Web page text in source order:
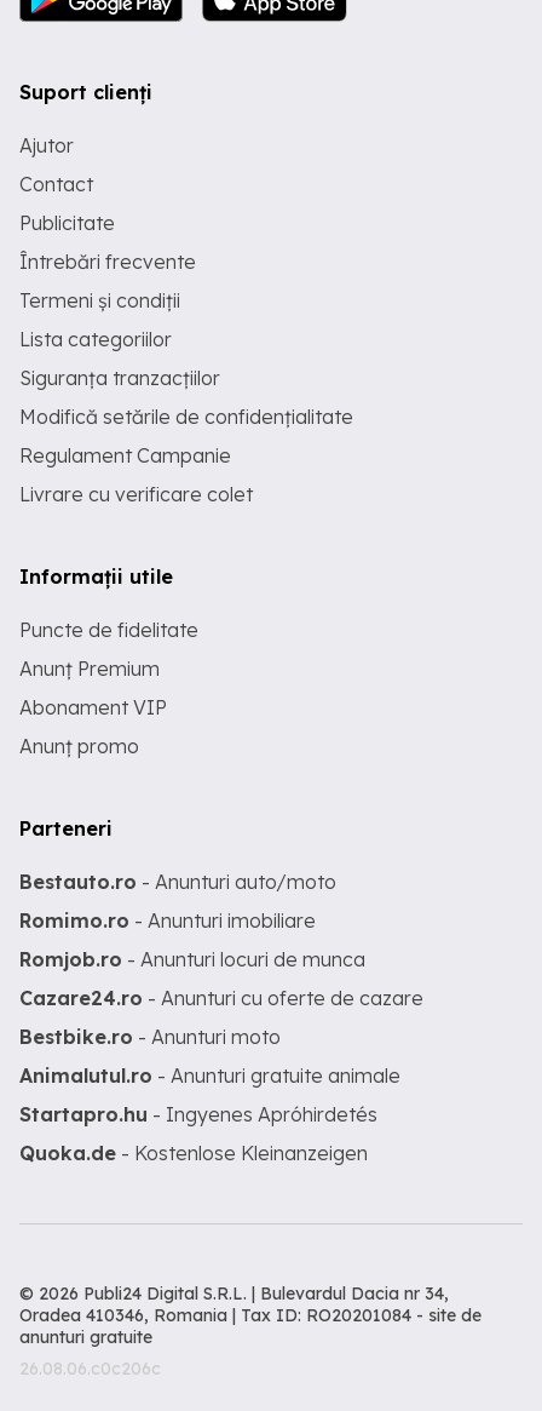
Suport clienți
Ajutor
Contact
Publicitate
Întrebări frecvente
Termeni și condiții
Lista categoriilor
Siguranța tranzacțiilor
Modifică setările de confidențialitate
Regulament Campanie
Livrare cu verificare colet
Informații utile
Puncte de fidelitate
Anunț Premium
Abonament VIP
Anunț promo
Parteneri
Bestauto.ro - Anunturi auto/moto
Romimo.ro - Anunturi imobiliare
Romjob.ro - Anunturi locuri de munca
Cazare24.ro - Anunturi cu oferte de cazare
Bestbike.ro - Anunturi moto
Animalutul.ro - Anunturi gratuite animale
Startapro.hu - Ingyenes Apróhirdetés
Quoka.de - Kostenlose Kleinanzeigen
© 2026 Publi24 Digital S.R.L. | Bulevardul Dacia nr 34,
Oradea 410346, Romania | Tax ID: RO20201084 - site de
anunturi gratuite
26.08.06.c0c206c